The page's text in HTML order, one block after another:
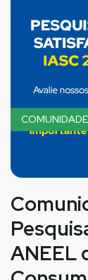
COMUNIDADE
ANEEL